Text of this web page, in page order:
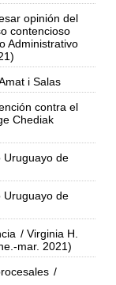
opinión del
contencioso
Administrativo
i Salas
contra el
Chediak
Uruguayo de
Uruguayo de
/ Virginia H.
mar. 2021)
/